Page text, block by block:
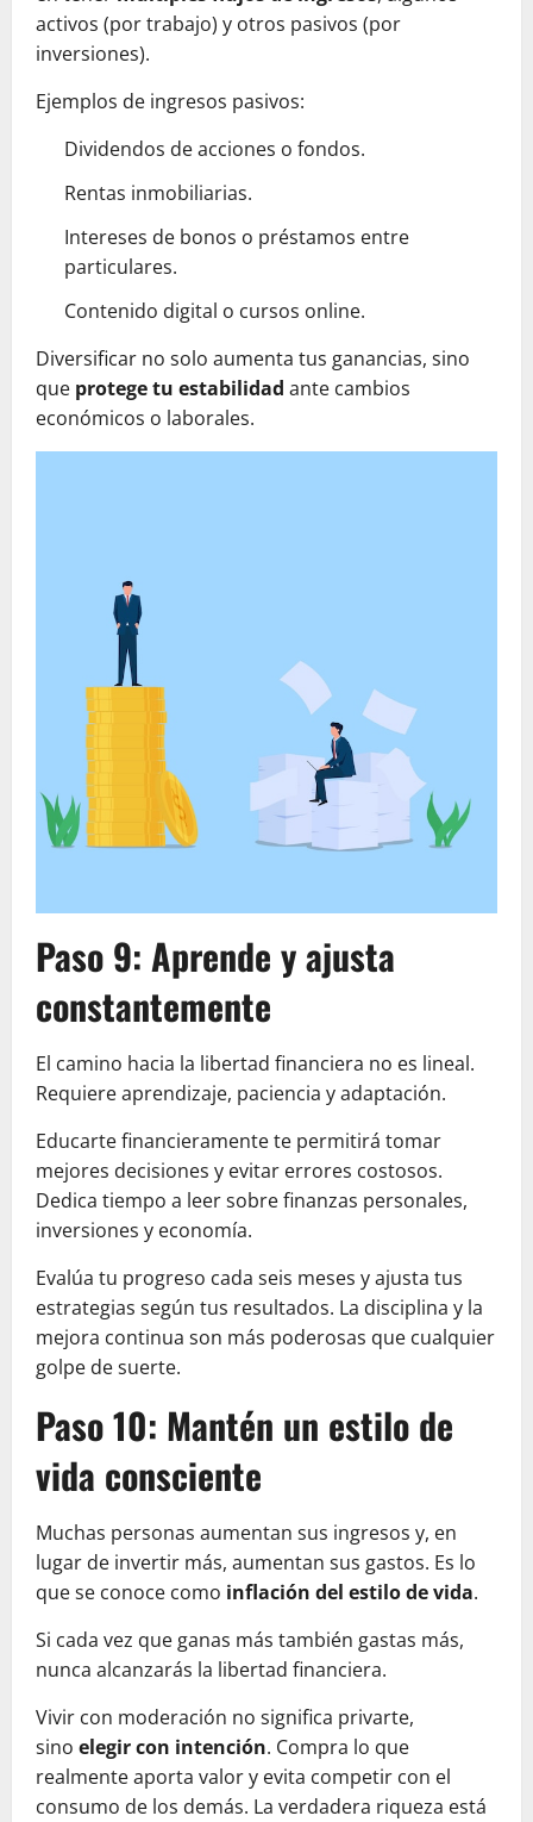
activos (por trabajo) y otros pasivos (por
inversiones).
Ejemplos de ingresos pasivos:
Dividendos de acciones o fondos.
Rentas inmobiliarias.
Intereses de bonos o préstamos entre
particulares.
Contenido digital o cursos online.
Diversificar no solo aumenta tus ganancias, sino
que protege tu estabilidad ante cambios
económicos o laborales.
Paso 9: Aprende y ajusta
constantemente
El camino hacia la libertad financiera no es lineal.
Requiere aprendizaje, paciencia y adaptación.
Educarte financieramente te permitirá tomar
mejores decisiones y evitar errores costosos.
Dedica tiempo a leer sobre finanzas personales,
inversiones y economía.
Evalúa tu progreso cada seis meses y ajusta tus
estrategias según tus resultados. La disciplina y la
mejora continua son más poderosas que cualquier
golpe de suerte.
Paso 10: Mantén un estilo de
vida consciente
Muchas personas aumentan sus ingresos y, en
lugar de invertir más, aumentan sus gastos. Es lo
que se conoce como inflación del estilo de vida.
Si cada vez que ganas más también gastas más,
nunca alcanzarás la libertad financiera.
Vivir con moderación no significa privarte,
sino elegir con intención. Compra lo que
realmente aporta valor y evita competir con el
consumo de los demás. La verdadera riqueza está